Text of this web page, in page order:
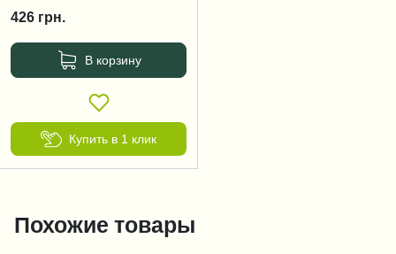
426 грн.
В корзину
Купить в 1 клик
Похожие товары